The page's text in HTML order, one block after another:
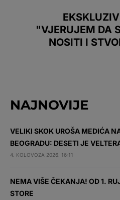
"VJERUJEM DA
NOSITI I
NAJNOVIJE
VELIKI SKOK UROŠA MEDIĆA
BEOGRADU: DESETI JE
4. KOLOVOZA 2026. 16:11
NEMA VIŠE ČEKANJA! OD 1.
STORE